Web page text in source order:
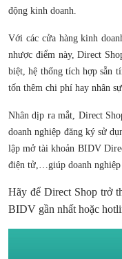
động kinh doanh.
Với các cửa hàng kinh
nhược điểm này, Direct
biệt, hệ thống tích hợp sẵn
tốn thêm chi phí hay nhân
Nhân dịp ra mắt, Direct
doanh nghiệp đăng ký sử
lập mở tài khoản BIDV
điện tử,…giúp doanh nghiệp
Hãy để Direct Shop trở
BIDV gần nhất hoặc